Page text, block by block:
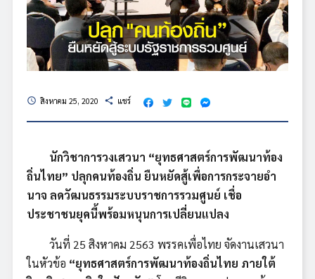
schedule สิงหาคม 25, 2020 share แชร์
นักวิชาการวงเสวนา “ยุทธศาสตร์การพัฒนาท้อง
ถิ่นไทย” ปลุกคนท้องถิ่น ยืนหยัดสู้เพื่อการกระจายอำ
นาจ ลดวัฒนธรรมระบบราชการรวมศูนย์ เชื่อ
ประชาชนยุคนี้พร้อมหนุนการเปลี่ยนแปลง
วันที่ 25 สิงหาคม 2563 พรรคเพื่อไทย จัดงานเสวนา
ในหัวข้อ “ยุทธศาสตร์การพัฒนาท้องถิ่นไทย ภายใต้